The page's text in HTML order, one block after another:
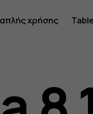
χρήσης